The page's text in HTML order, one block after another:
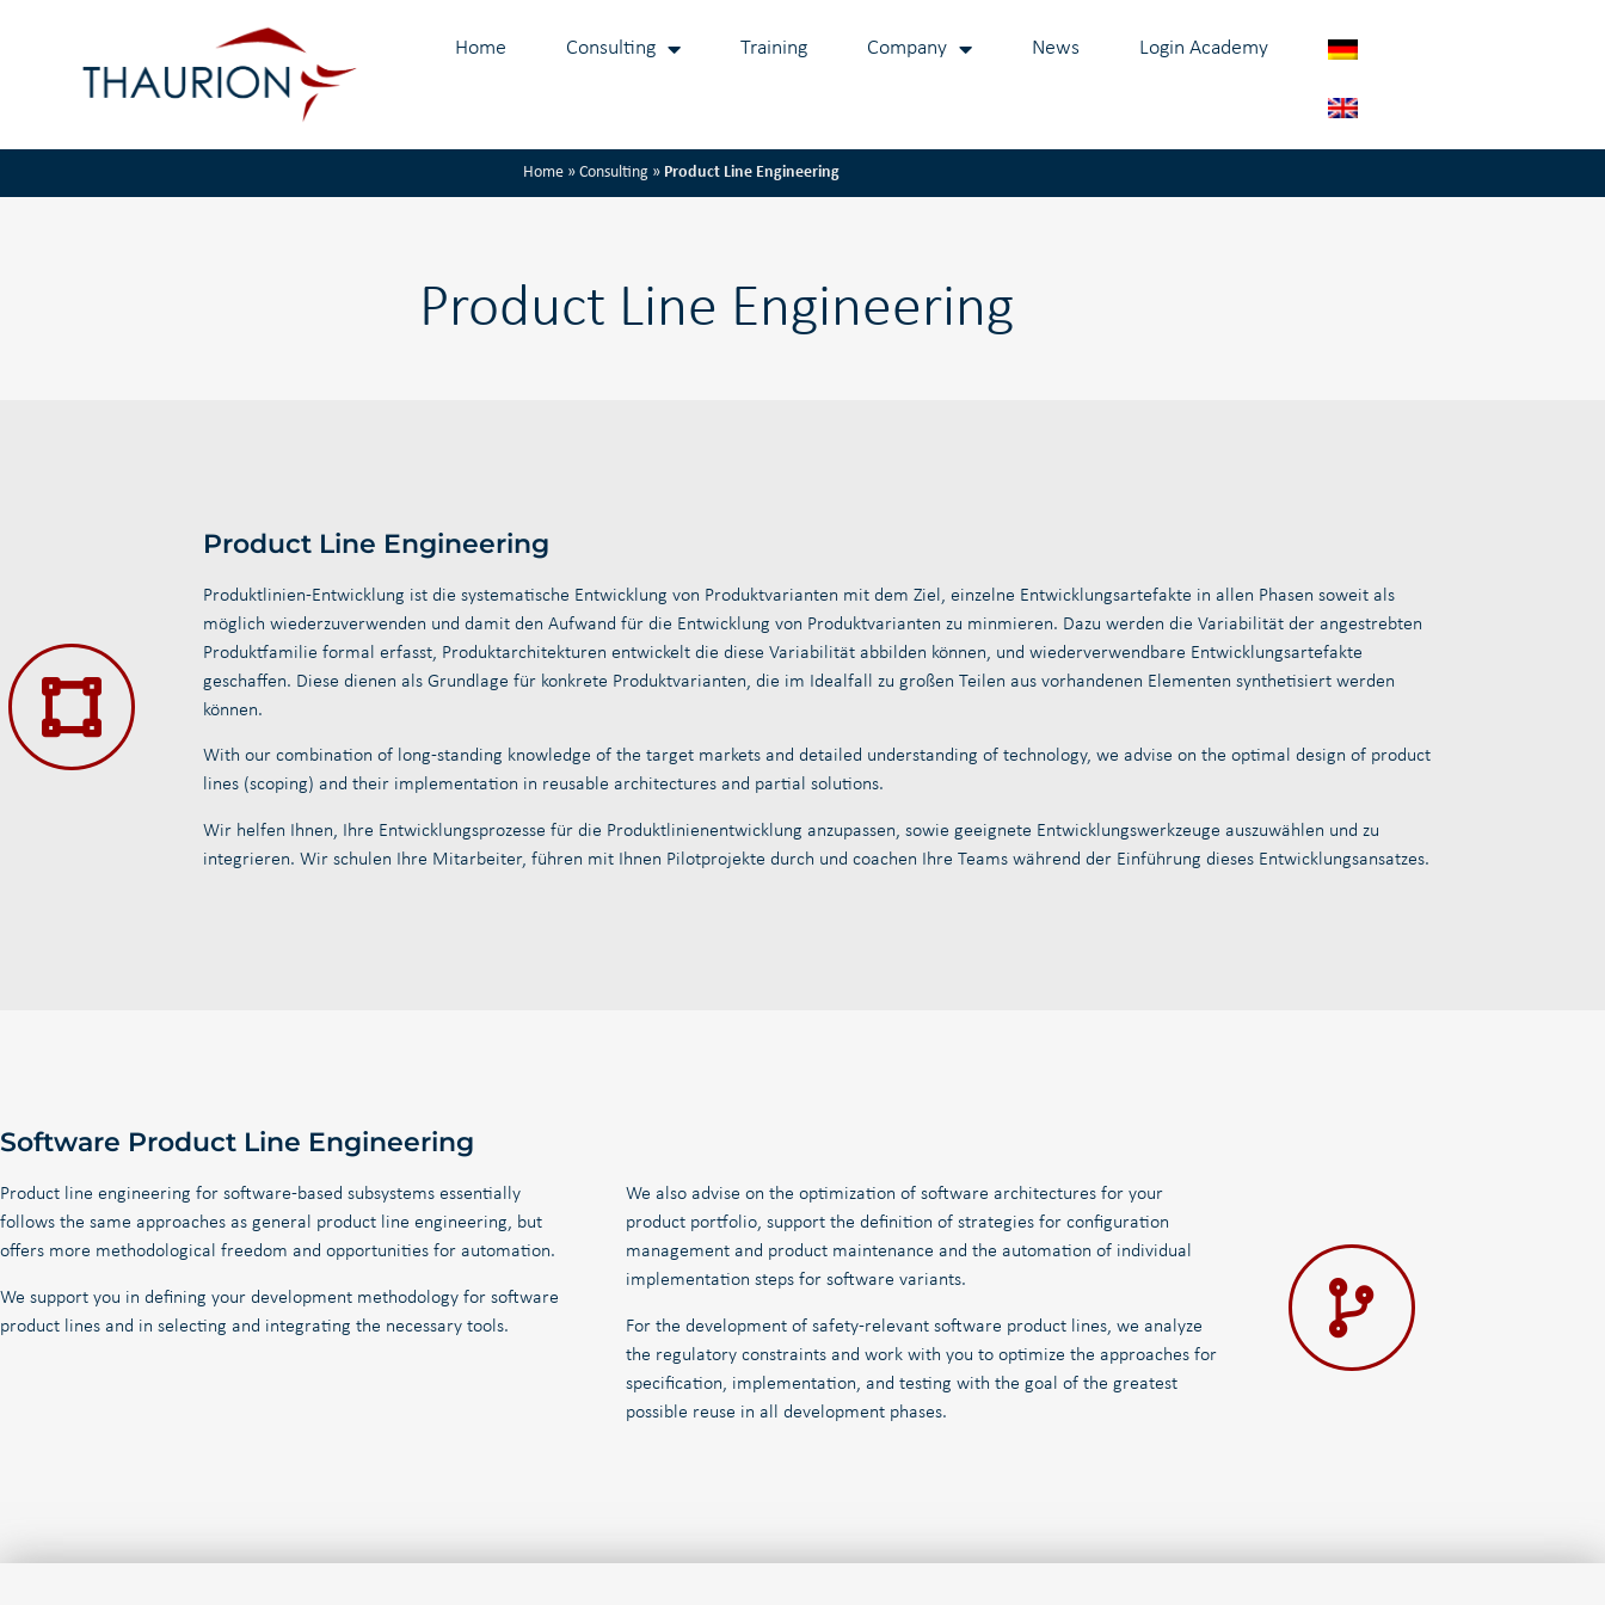
Home Consulting Training Company News Login Academy
Home» Consulting» Product Line Engineering
Product Line Engineering
Product Line Engineering
Produktlinien-Entwicklung ist die systematische Entwicklung von Produktvarianten mit dem Ziel, einzelne Entwicklungsartefakte in allen Phasen soweit als
möglich wiederzuverwenden und damit den Aufwand für die Entwicklung von Produktvarianten zu minmieren. Dazu werden die Variabilität der angestrebten
Produktfamilie formal erfasst, Produktarchitekturen entwickelt die diese Variabilität abbilden können, und wiederverwendbare Entwicklungsartefakte
geschaffen. Diese dienen als Grundlage für konkrete Produktvarianten, die im Idealfall zu großen Teilen aus vorhandenen Elementen synthetisiert werden
können.
With our combination of long-standing knowledge of the target markets and detailed understanding of technology, we advise on the optimal design of product
lines (scoping) and their implementation in reusable architectures and partial solutions.
Wir helfen Ihnen, Ihre Entwicklungsprozesse für die Produktlinienentwicklung anzupassen, sowie geeignete Entwicklungswerkzeuge auszuwählen und zu
integrieren. Wir schulen Ihre Mitarbeiter, führen mit Ihnen Pilotprojekte durch und coachen Ihre Teams während der Einführung dieses Entwicklungsansatzes.
Software Product Line Engineering
Product line engineering for software-based subsystems essentially
follows the same approaches as general product line engineering, but
offers more methodological freedom and opportunities for automation.
We support you in defining your development methodology for software
product lines and in selecting and integrating the necessary tools.
We also advise on the optimization of software architectures for your
product portfolio, support the definition of strategies for configuration
management and product maintenance and the automation of individual
implementation steps for software variants.
For the development of safety-relevant software product lines, we analyze
the regulatory constraints and work with you to optimize the approaches for
specification, implementation, and testing with the goal of the greatest
possible reuse in all development phases.